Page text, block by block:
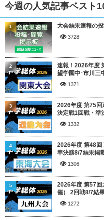
今週の人気記事ベスト
大会結果速報の
3728
1
速報！2026年度
望学園中･市川三
1371
2
2026年度 第75回
決定戦1回戦・準
1332
3
2026年度 第48回
準決勝8/7結果掲
1306
4
2026年度 第57回
催） 2回戦8/7結
1272
5